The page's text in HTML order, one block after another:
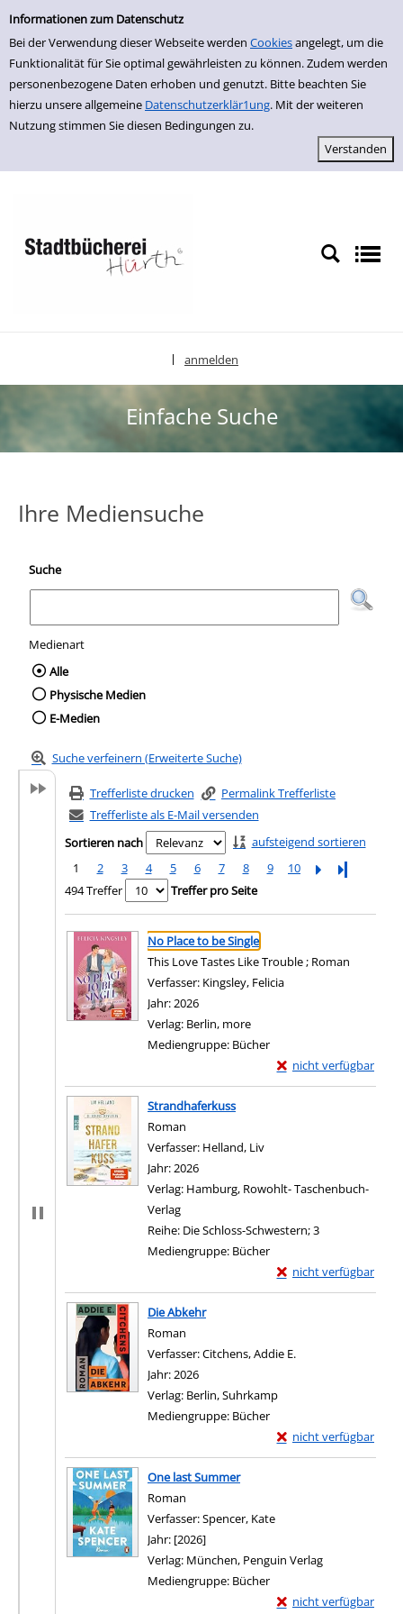
Einfache Suche
Informationen zum Datenschutz
Bei der Verwendung dieser Webseite werden Cookiesangelegt, um die
Funktionalität für Sie optimal gewährleisten zu können. Zudem werden
personenbezogene Daten erhoben und genutzt. Bitte beachten Sie
hierzu unsere allgemeine Datenschutzerklär1ung. Mit der weiteren
Nutzung stimmen Sie diesen Bedingungen zu.
zur Navigation springen
zum Inhalt springen
Zu den Suchfiltern springen
Zur Trefferliste springen
anmelden
Einfache Suche
Ihre Mediensuche
Suche
Medienart
Wählen Sie die Medienart nach der Sie
Alle
Physische Medien
E-Medien
Suche verfeinern (Erweiterte Suche)
Trefferliste drucken
Permalink Trefferliste
Trefferliste als E-Mail versenden
Sortieren nach
aufsteigend sortieren
1
2 3 4 5 6 7 8 9 10
Letzte Seite
494 Treffer
Treffer pro Seite
Suchergebnis
Zu den Suchfiltern springen
No Place to be Single
This Love Tastes Like Trouble ; Roman
Verfasser: Kingsley, Felicia
Jahr:2026
Verlag: Berlin, more
Mediengruppe: Bücher
nicht verfügbar
Exemplar-Details von
Zum Download von
Strandhaferkuss
Roman
Verfasser: Helland, Liv
Jahr:2026
Verlag: Hamburg, Rowohlt- Taschenbuch-
Verlag
Reihe: Die Schloss-Schwestern; 3
Mediengruppe: Bücher
nicht verfügbar
Exemplar-Details von
Zum Download von
Die Abkehr
Roman
Verfasser:Citchens, Addie E.
Jahr:2026
Verlag: Berlin, Suhrkamp
Mediengruppe: Bücher
nicht verfügbar
Exemplar-Details von
Zum Download von
One last Summer
Roman
Verfasser:Spencer, Kate
Jahr: [2026]
Verlag: München, Penguin Verlag
Mediengruppe: Bücher
nicht verfügbar
Exemplar-Details von